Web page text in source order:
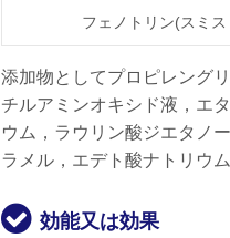
フェノトリン(スミス
添加物としてプロピレング
チルアミンオキシド液，エ
ウム，ラウリン酸ジエタノ
ラメル，エデト酸ナトリウ
効能又は効果